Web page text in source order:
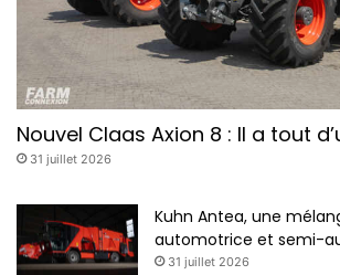
Nouvel Claas Axion 8 : Il a tout
31 juillet 2026
Kuhn Antea, une
automotrice et semi-
31 juillet 2026